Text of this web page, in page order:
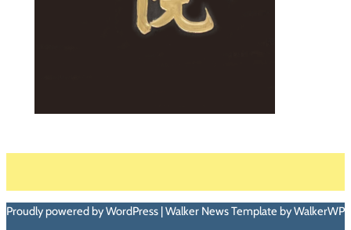
Proudly powered by WordPress | Walker News Template by WalkerWP